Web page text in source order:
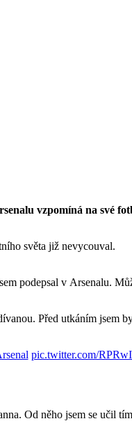
vzpomíná na své
světa již nevycouval.
podepsal v Arsenalu.
Před utkáním jsem
pic.twitter.com/
Od něho jsem se učil